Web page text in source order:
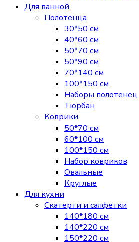
Для ванной
Полотенца
30*50 см
40*60 см
50*70 см
50*90 см
70*140 см
100*150 см
Наборы полотенец
Тюрбан
Коврики
50*70 см
60*100 см
100*150 см
Набор ковриков
Овальные
Круглые
Для кухни
Скатерти и салфетки
140*180 см
140*220 см
150*220 см